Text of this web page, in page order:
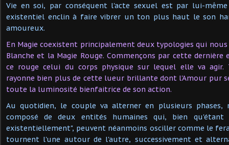
Vie en soi, par conséquent l'acte sexuel est par lui-
existentiel enclin à faire vibrer un ton plus haut le son
amoureux.
En Magie coexistent principalement deux typologies qui
Blanche et la Magie Rouge. Commençons par cette dernière
ce rouge celui du corps physique sur lequel elle va agir.
rayonne bien plus de cette lueur brillante dont l'Amour pur
toute la luminosité bienfaitrice de son action.
Au quotidien, le couple va alterner en plusieurs phases,
composé de deux entités humaines qui, bien qu'étant
existentiellement", peuvent néanmoins osciller comme le
tournent l'une autour de l'autre, successivement et